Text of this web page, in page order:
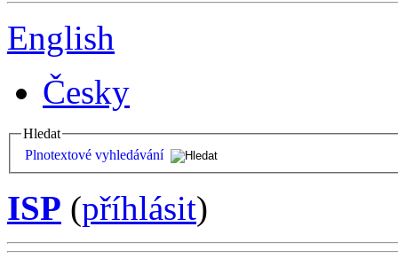
English
Česky
Hledat
Plnotextové vyhledávání
ISP (příhlásit)